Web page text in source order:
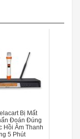
Bị Mất
Đoán Đúng
Hồi Âm Thanh
5 Phút